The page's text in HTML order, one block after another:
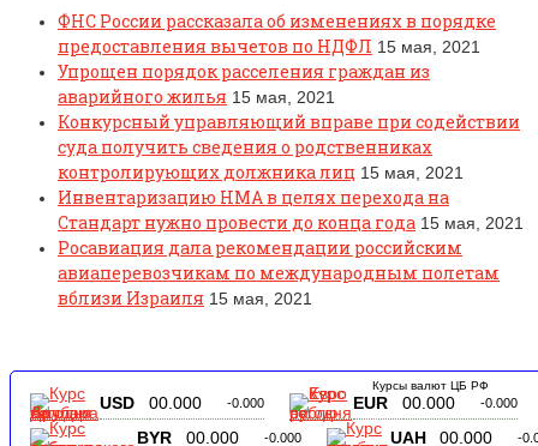
ФНС России рассказала об изменениях в порядке
предоставления вычетов по НДФЛ 15 мая, 2021
Упрощен порядок расселения граждан из
аварийного жилья 15 мая, 2021
Конкурсный управляющий вправе при содействии
суда получить сведения о родственниках
контролирующих должника лиц 15 мая, 2021
Инвентаризацию НМА в целях перехода на
Стандарт нужно провести до конца года 15 мая, 2021
Росавиация дала рекомендации российским
авиаперевозчикам по международным полетам
вблизи Израиля 15 мая, 2021
Курсы валют ЦБ РФ
USD 00.000 -0.000 EUR 00.000 -0.000
BYR 00.000 -0.000 UAH 00.000 -